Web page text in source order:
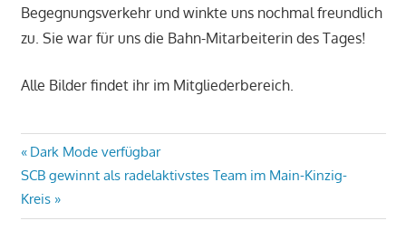
Begegnungsverkehr und winkte uns nochmal freundlich
zu. Sie war für uns die Bahn-Mitarbeiterin des Tages!
Alle Bilder findet ihr im Mitgliederbereich.
Beitragsnavigation
Vorheriger
Beitrag:
Dark Mode verfügbar
Nächster
Beitrag:
SCB gewinnt als radelaktivstes Team im Main-Kinzig-
Kreis